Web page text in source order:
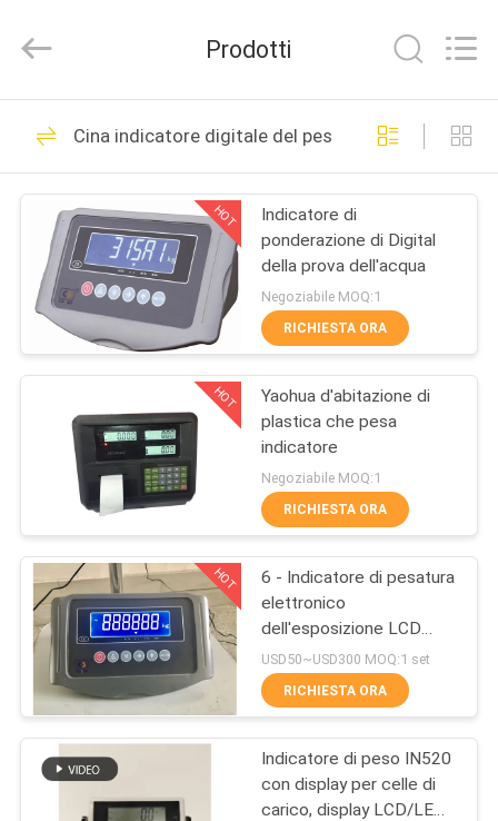
CASA.
PRODOTTI
VIDEO
DI
VISITA
DELLA
FABBRICA
CONTROLLO
DELLA
QUALITÀ
NOTIZIE
Co.,Limited.
Bilance del
pavimento
125
bilancia del banco
197
il camion pesa le
scale
Prodotti
Cina indicatore digitale del peso
HOT
Indicatore di
ponderazione di Digital
della prova dell'acqua
Negoziabile MOQ:1
RICHIESTA ORA
HOT
Yaohua d'abitazione di
plastica che pesa
indicatore
Negoziabile MOQ:1
RICHIESTA ORA
HOT
6 - Indicatore di pesatura
elettronico
dell'esposizione LCD
della cifra
USD50~USD300 MOQ:1 set
RICHIESTA ORA
Indicatore di peso IN520
con display per celle di
carico, display LCD/LED